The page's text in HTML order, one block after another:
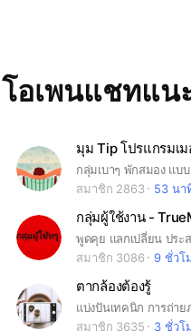
โอเพนแชทแน
สมาชิก 2863
53 นา
กลุ่มผู้ใช้งาน -
สมาชิก 3086
9 ชั่วโ
ตากล้องต้องรู้
สมาชิก 3635
3 ชั่วโ